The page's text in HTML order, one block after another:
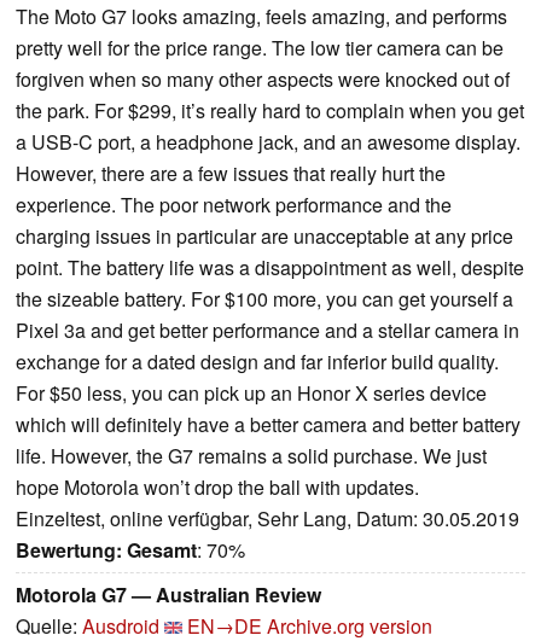
The Moto G7 looks amazing, feels amazing, and performs
pretty well for the price range. The low tier camera can be
forgiven when so many other aspects were knocked out of
the park. For $299, it’s really hard to complain when you get
a USB-C port, a headphone jack, and an awesome display.
However, there are a few issues that really hurt the
experience. The poor network performance and the
charging issues in particular are unacceptable at any price
point. The battery life was a disappointment as well, despite
the sizeable battery. For $100 more, you can get yourself a
Pixel 3a and get better performance and a stellar camera in
exchange for a dated design and far inferior build quality.
For $50 less, you can pick up an Honor X series device
which will definitely have a better camera and better battery
life. However, the G7 remains a solid purchase. We just
hope Motorola won’t drop the ball with updates.
Einzeltest, online verfügbar, Sehr Lang, Datum: 30.05.2019
Bewertung: Gesamt: 70%
Motorola G7 — Australian Review
Quelle: Ausdroid EN→DE Archive.org version